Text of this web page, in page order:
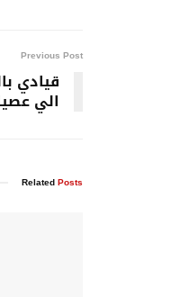
Previous Post
قيادي
الي
RelatedPosts